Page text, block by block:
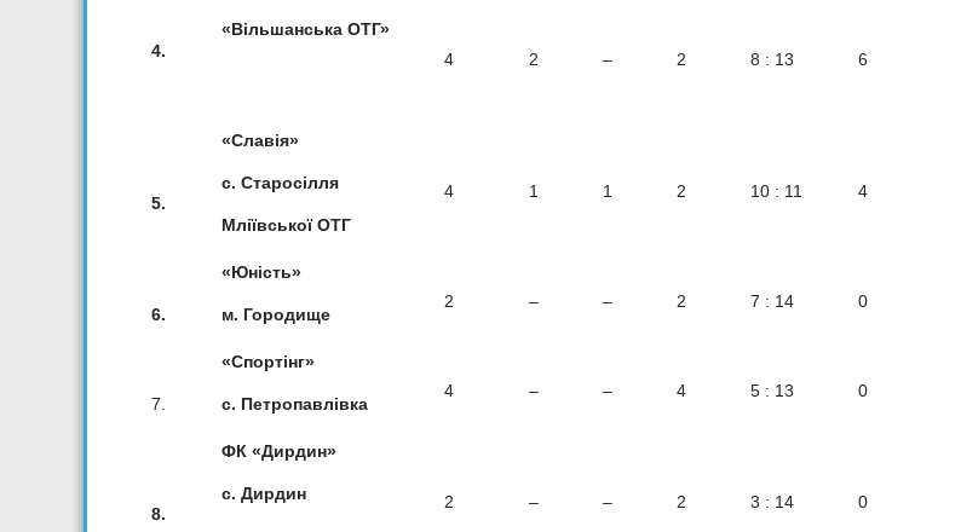
4.
«Вільшанська ОТГ»
4
2 – 2 8 : 13 6
5.
«Славія»
с. Старосілля
Мліївської ОТГ
4 1 1 2 10 : 11 4
6.
«Юність»
м. Городище
2 – – 2 7 : 14 0
7.
«Спортінг»
с. Петропавлівка
4 – – 4 5 : 13 0
8.
ФК «Дирдин»
с. Дирдин 2 – – 2 3 : 14 0